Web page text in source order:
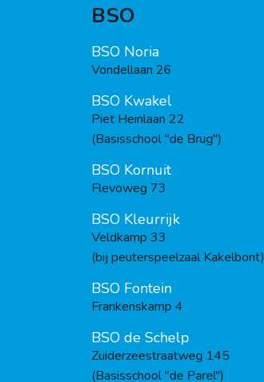
BSO
BSO Noria
Vondellaan 26
BSO Kwakel
Piet Heinlaan 22
(Basisschool "de Brug")
BSO Kornuit
Flevoweg 73
BSO Kleurrijk
Veldkamp 33
(bij peuterspeelzaal Kakelbont)
BSO Fontein
Frankenskamp 4
BSO de Schelp
Zuiderzeestraatweg 145
(Basisschool "de Parel")